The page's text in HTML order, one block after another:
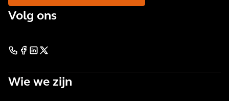
Volg ons
Wie we zijn